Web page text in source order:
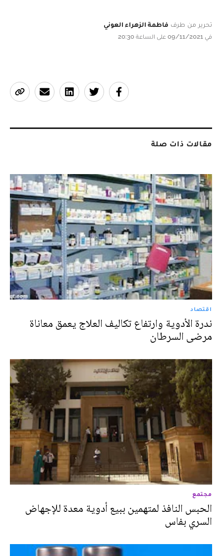
تحرير من طرف فاطمة الزهراء العوني
في 09/11/2021 على الساعة 20:30
مقالات ذات صلة
اقتصاد
ندرة الأدوية وارتفاع تكاليف العلاج يعمق معاناة
مرضى السرطان
مجتمع
الحبس النافذ لمتهمين ببيع أدوية معدة للإجهاض
السري بفاس‎‎